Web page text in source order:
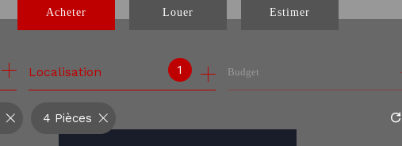
Acheter Louer
à l'année
de l'immo pro
Estimer
1
Localisation Budget
4 Pièces